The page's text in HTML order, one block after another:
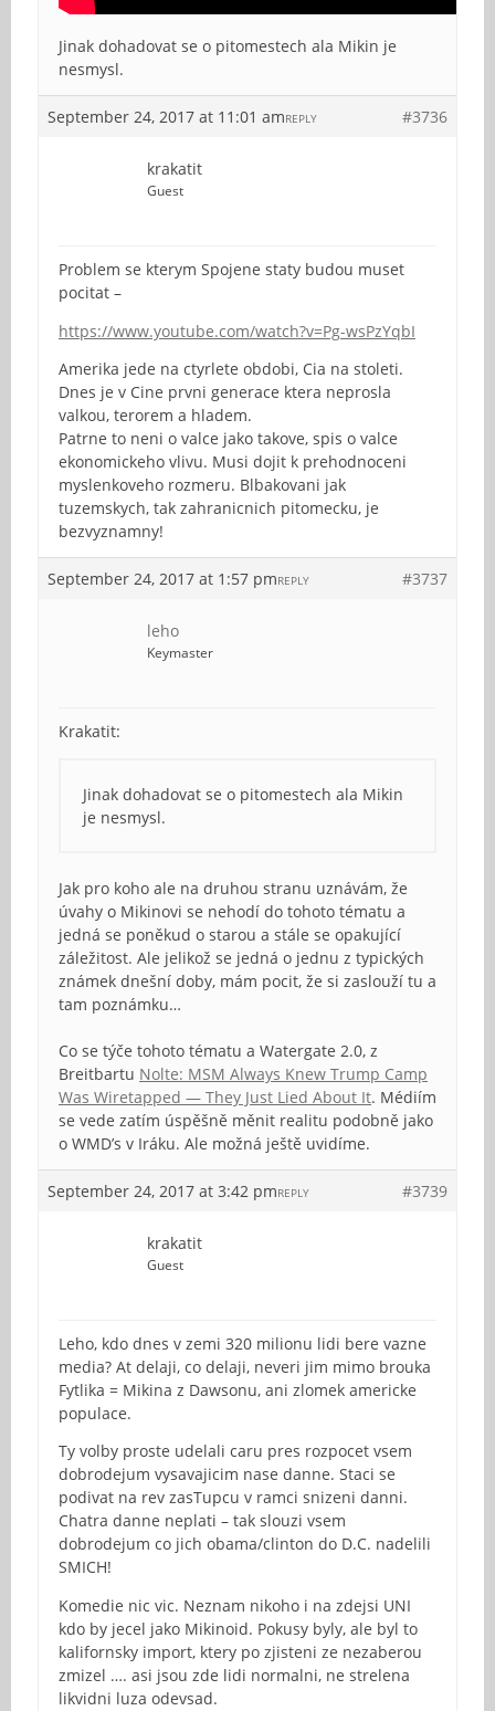
Jinak dohadovat se o pitomestech ala Mikin je
nesmysl.
September 24, 2017 at 11:01 am #3736
REPLY
krakatit
Guest
Problem se kterym Spojene staty budou muset
pocitat –
https://www.youtube.com/watch?v=Pg-wsPzYqbI
Amerika jede na ctyrlete obdobi, Cia na stoleti.
Dnes je v Cine prvni generace ktera neprosla
valkou, terorem a hladem.
Patrne to neni o valce jako takove, spis o valce
ekonomickeho vlivu. Musi dojit k prehodnoceni
myslenkoveho rozmeru. Blbakovani jak
tuzemskych, tak zahranicnich pitomecku, je
bezvyznamny!
September 24, 2017 at 1:57 pm #3737
REPLY
leho
Keymaster
Krakatit:
Jinak dohadovat se o pitomestech ala Mikin
je nesmysl.
Jak pro koho ale na druhou stranu uznávám, že
úvahy o Mikinovi se nehodí do tohoto tématu a
jedná se poněkud o starou a stále se opakující
záležitost. Ale jelikož se jedná o jednu z typických
známek dnešní doby, mám pocit, že si zaslouží tu a
tam poznámku…
Co se týče tohoto tématu a Watergate 2.0, z
Breitbartu Nolte: MSM Always Knew Trump Camp
Was Wiretapped — They Just Lied About It. Médiím
se vede zatím úspěšně měnit realitu podobně jako
o WMD’s v Iráku. Ale možná ještě uvidíme.
September 24, 2017 at 3:42 pm #3739
REPLY
krakatit
Guest
Leho, kdo dnes v zemi 320 milionu lidi bere vazne
media? At delaji, co delaji, neveri jim mimo brouka
Fytlika = Mikina z Dawsonu, ani zlomek americke
populace.
Ty volby proste udelali caru pres rozpocet vsem
dobrodejum vysavajicim nase danne. Staci se
podivat na rev zasTupcu v ramci snizeni danni.
Chatra danne neplati – tak slouzi vsem
dobrodejum co jich obama/clinton do D.C. nadelili
SMICH!
Komedie nic vic. Neznam nikoho i na zdejsi UNI
kdo by jecel jako Mikinoid. Pokusy byly, ale byl to
kalifornsky import, ktery po zjisteni ze nezaberou
zmizel …. asi jsou zde lidi normalni, ne strelena
likvidni luza odevsad.